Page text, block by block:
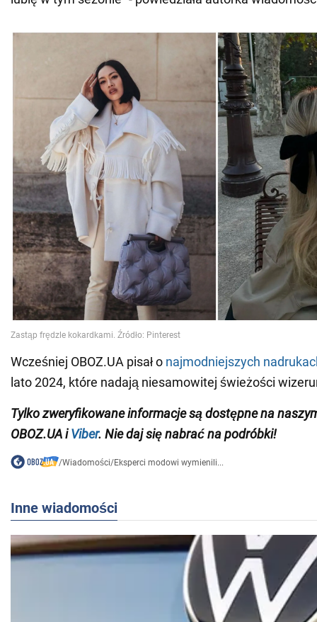
Wcześniej OBOZ.UA pisał o najmodniejszych
lato 2024, które nadają niesamowitej świeżości
Tylko zweryfikowane informacje są dostępne na
OBOZ.UA iViber. Nie daj się nabrać na podróbki!
/Wiadomości/Eksperci modowi wymienili...
Inne wiadomości